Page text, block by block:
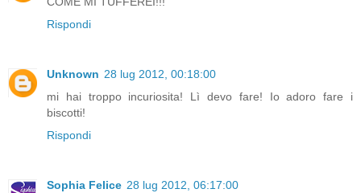
Rispondi
Unknown 28 lug 2012, 00:18:00
mi hai troppo incuriosita! Lì devo fare! Io adoro fare i
biscotti!
Rispondi
Sophia Felice 28 lug 2012, 06:17:00